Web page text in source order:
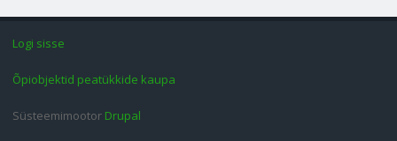
Logi sisse
Õpiobjektid peatükkide kaupa
Süsteemimootor Drupal